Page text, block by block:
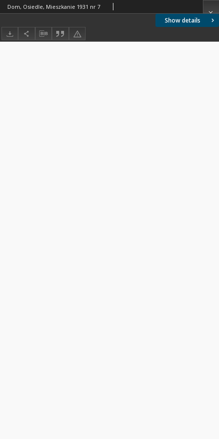
Show details
Dom, Osiedle, Mieszkanie 1931 nr 7